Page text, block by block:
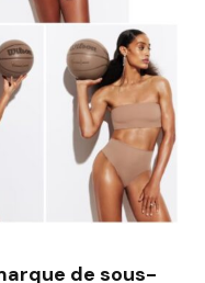
de sous-